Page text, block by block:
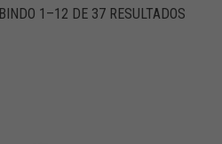
1–12 DE 37 RESULTADOS